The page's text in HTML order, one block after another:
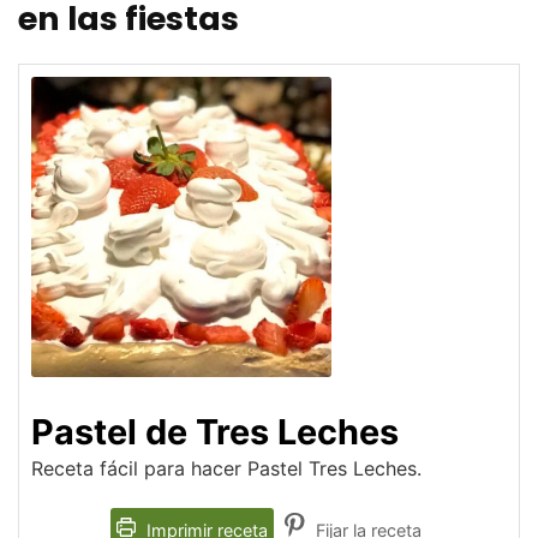
en las fiestas
Pastel de Tres Leches
Receta fácil para hacer Pastel Tres Leches.
Imprimir receta Fijar la receta